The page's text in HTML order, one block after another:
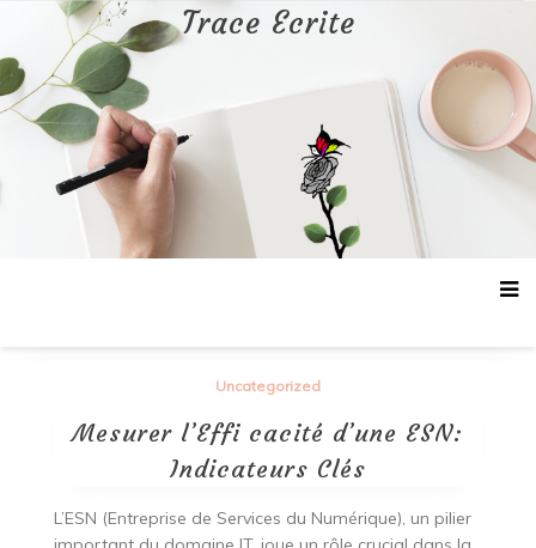
contenu
Trace Ecrite
Uncategorized
Mesurer l’Effi cacité d’une ESN:
Indicateurs Clés
L’ESN (Entreprise de Services du Numérique), un pilier